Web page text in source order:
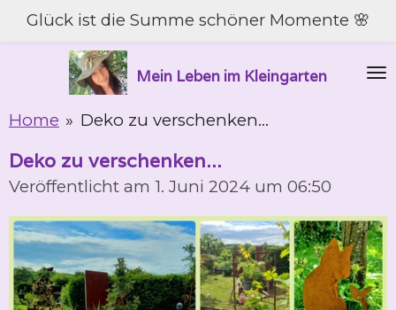
Zum
springen
Mein Leben im Kleingarten
Glück ist die Summe schöner Momente 🌸
Home » Deko zu verschenken...
Deko zu verschenken...
Veröffentlicht am 1. Juni 2024 um 06:50